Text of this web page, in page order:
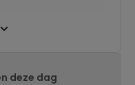
deze dag